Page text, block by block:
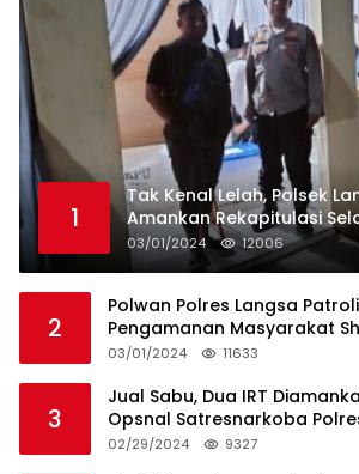
1
Tak Kenal Lelah, Polsek
Amankan Rekapitulasi
Kecamatan Baro
03/01/2024 12006
2
Polwan Polres Langsa
Pengamanan Masyarakat
03/01/2024 11633
3
Jual Sabu, Dua IRT
Opsnal Satresnarkoba
02/29/2024 9327